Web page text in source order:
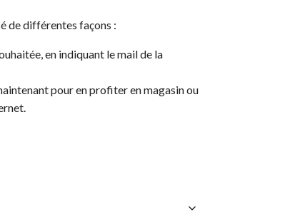
de différentes façons :
en indiquant le mail de la
pour en profiter en magasin ou